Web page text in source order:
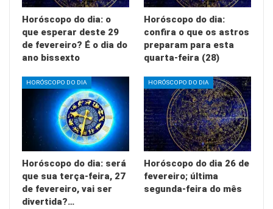
Horóscopo do dia: o
que esperar deste 29
de fevereiro? É o dia do
ano bissexto
Horóscopo do dia:
confira o que os astros
preparam para esta
quarta-feira (28)
HORÓSCOPO DO DIA
Horóscopo do dia: será
que sua terça-feira, 27
de fevereiro, vai ser
divertida?…
HORÓSCOPO DO DIA
Horóscopo do dia 26 de
fevereiro; última
segunda-feira do mês